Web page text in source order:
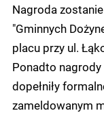
Nagroda
"Gminnych
placu przy ul.
Ponadto
dopełniły
zameldowanym